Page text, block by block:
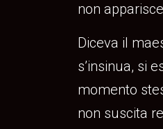
non
Diceva il
s’insinua, si
momento
non suscita